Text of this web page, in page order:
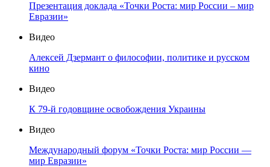
Презентация доклада «Точки Роста: мир России – мир
Евразии»
Видео
Алексей Дзермант о философии, политике и русском
кино
Видео
К 79-й годовщине освобождения Украины
Видео
Международный форум «Точки Роста: мир России —
мир Евразии»